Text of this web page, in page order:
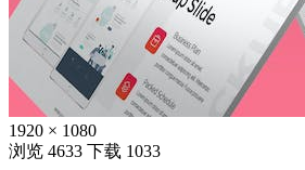
1920 × 1080
浏览 4633 下载 1033